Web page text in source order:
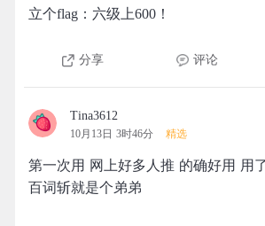
立个flag：六级上600！
分享 评论
Tina3612
10月13日 3时46分 精选
第一次用 网上好多人推 的确好用 用
百词斩就是个弟弟